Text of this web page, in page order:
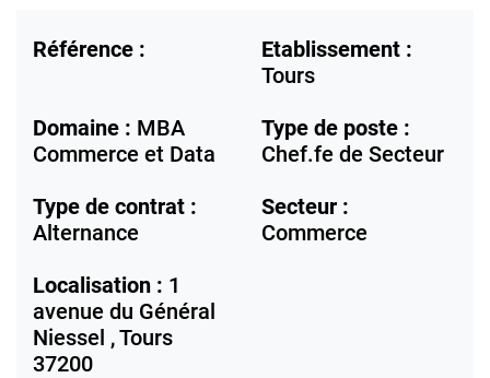
Référence :
Etablissement :
Tours
Domaine : MBA
Commerce et Data
Type de poste :
Chef.fe de Secteur
Type de contrat :
Alternance
Secteur :
Commerce
Localisation : 1
avenue du Général
Niessel ,Tours
37200